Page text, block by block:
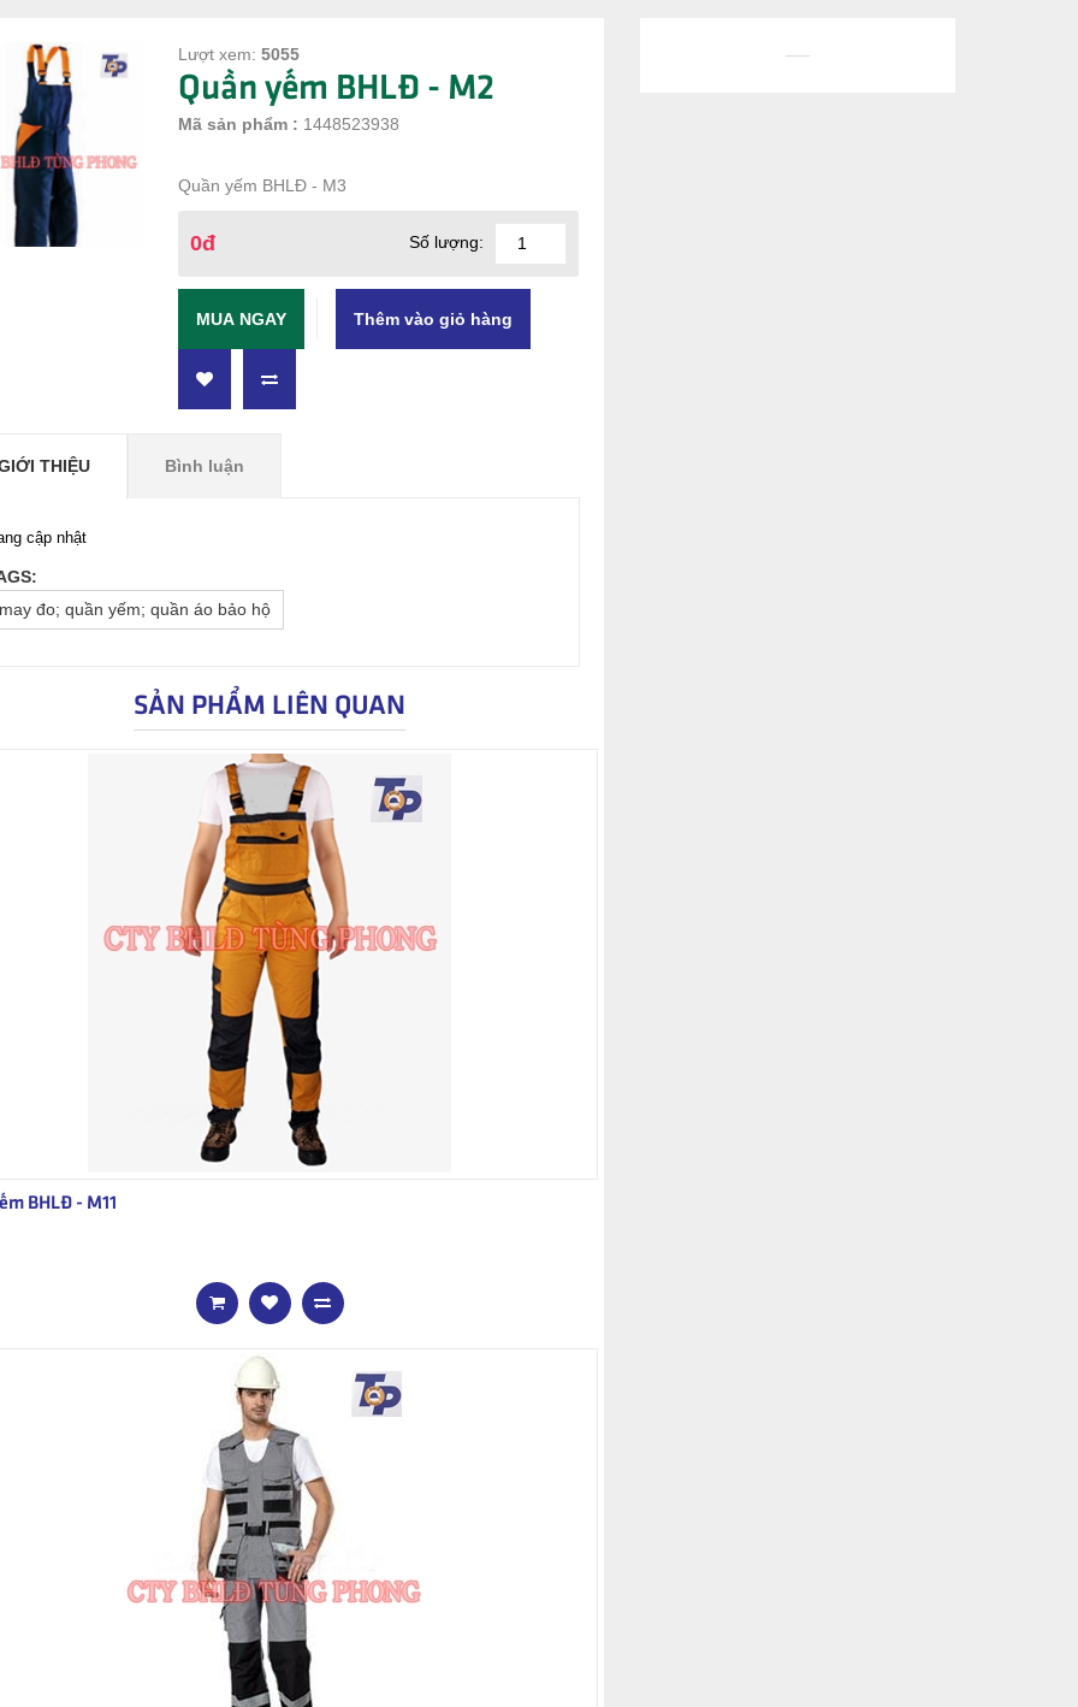
Lượt xem:5055
Quần yếm BHLĐ - M2
Mã sản phẩm : 1448523938
Quần yếm BHLĐ - M3
0đ Số lượng:
MUA NGAY
THIỆU Bình luận
cập nhật
may đo; quần yếm; quần áo bảo hộ
SẢN PHẨM LIÊN QUAN
BHLĐ - M11